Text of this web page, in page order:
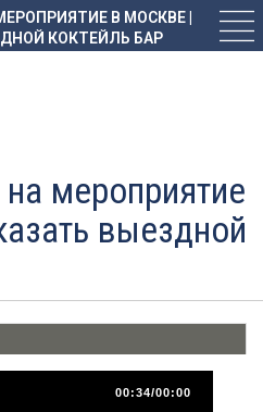
В МОСКВЕ |
КОКТЕЙЛЬ БАР
мероприятие
выездной
00:34/00:00